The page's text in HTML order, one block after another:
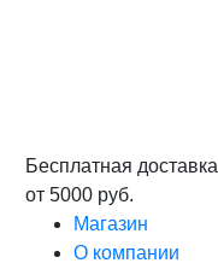
Бесплатная доставка
от 5000 руб.
Магазин
О компании